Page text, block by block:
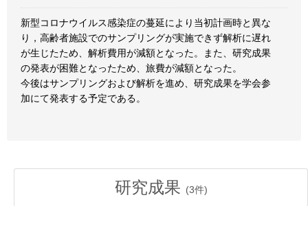
新型コロナウイルス感染症の蔓延により当初計画時と異な
り，高齢者施設でのサンプリングが実施できず解析に遅れ
が生じたため、解析費用が減額となった。また、研究成果
の発表が困難となったため、旅費が減額となった。
今後はサンプリングおよび解析を進め、研究成果を学会参
加にて発表する予定である。
研究成果 (3件)